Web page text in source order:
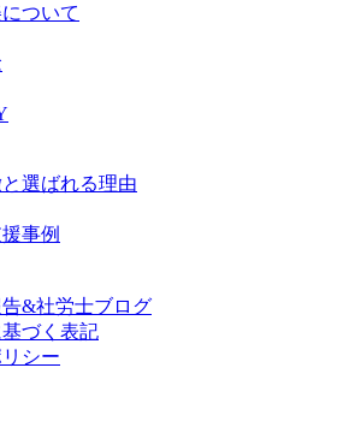
ついて
選ばれる理由
事例
&社労士ブログ
づく表記
シー